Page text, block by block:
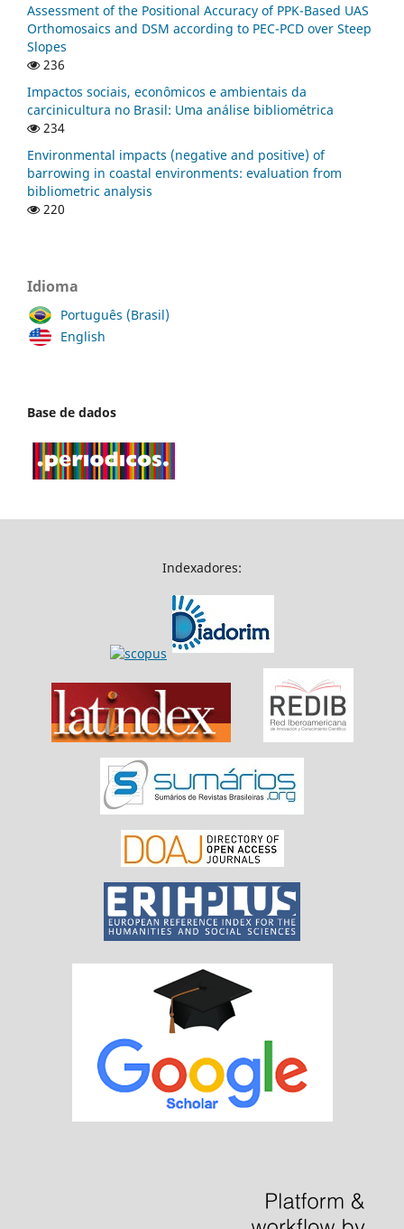
Assessment of the Positional Accuracy of PPK-Based UAS
Orthomosaics and DSM according to PEC-PCD over Steep
Slopes
236
Impactos sociais, econômicos e ambientais da
carcinicultura no Brasil: Uma análise bibliométrica
234
Environmental impacts (negative and positive) of
barrowing in coastal environments: evaluation from
bibliometric analysis
220
Idioma
Português (Brasil)
English
Base de dados
Indexadores: